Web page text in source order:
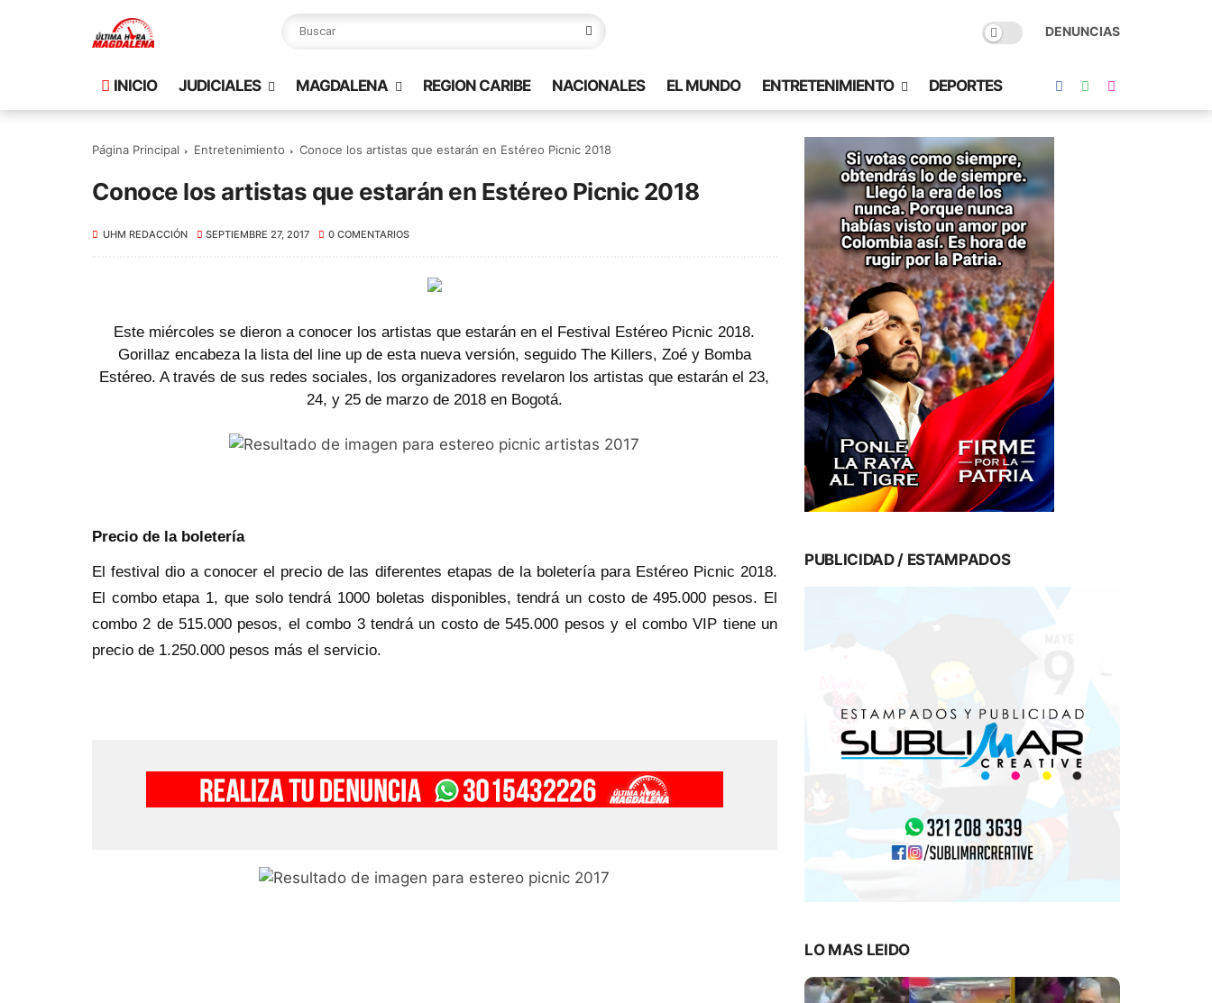
DENUNCIAS
INICIO JUDICIALES MAGDALENA REGION CARIBE NACIONALES EL MUNDO ENTRETENIMIENTO DEPORTES
Página Principal Entretenimiento Conoce los artistas que estarán en Estéreo Picnic 2018
Conoce los artistas que estarán en Estéreo Picnic 2018
UHM REDACCIÓN SEPTIEMBRE 27, 2017 0 COMENTARIOS
Este miércoles se dieron a conocer los artistas que estarán en el Festival Estéreo Picnic 2018.
Gorillaz encabeza la lista del line up de esta nueva versión, seguido The Killers, Zoé y Bomba
Estéreo. A través de sus redes sociales, los organizadores revelaron los artistas que estarán el 23,
24, y 25 de marzo de 2018 en Bogotá.
Precio de la boletería
El festival dio a conocer el precio de las diferentes etapas de la boletería para Estéreo Picnic 2018.
El combo etapa 1, que solo tendrá 1000 boletas disponibles, tendrá un costo de 495.000 pesos. El
combo 2 de 515.000 pesos, el combo 3 tendrá un costo de 545.000 pesos y el combo VIP tiene un
precio de 1.250.000 pesos más el servicio.
PUBLICIDAD / ESTAMPADOS
LO MAS LEIDO